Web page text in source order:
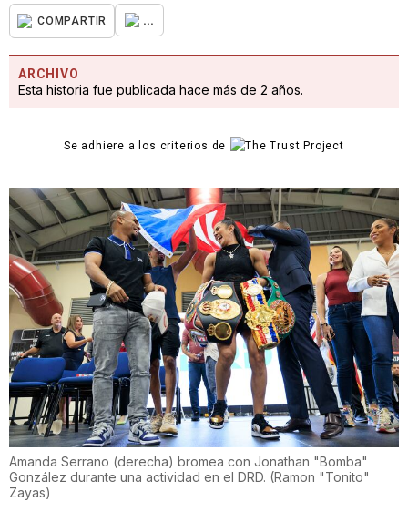
COMPARTIR ...
ARCHIVO
Esta historia fue publicada hace más de 2 años.
Se adhiere a los criterios de
Amanda Serrano (derecha) bromea con Jonathan "Bomba"
González durante una actividad en el DRD. (Ramon "Tonito"
Zayas)